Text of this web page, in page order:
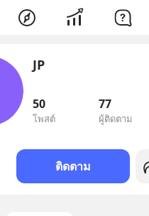
JP
50
โพสต์
77
ผู้ติดตาม
ติดตาม